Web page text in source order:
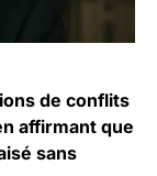
de conflits
affirmant que
sans